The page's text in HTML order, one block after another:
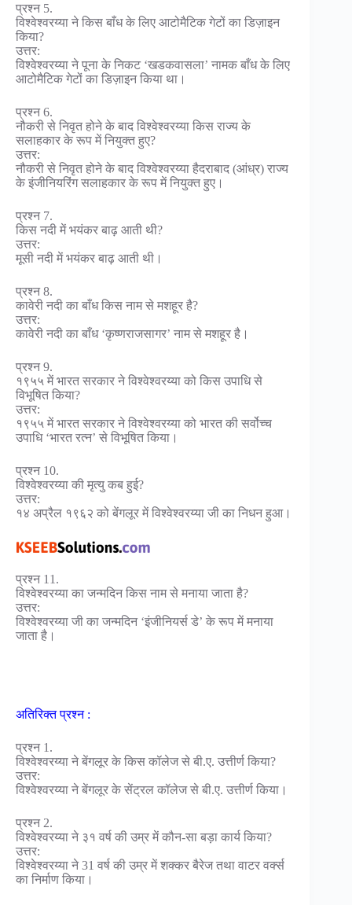
प्रश्न 5.
विश्वेश्वरय्या ने किस बाँध के लिए आटोमैटिक गेटों का डिज़ाइन
किया?
उत्तर:
विश्वेश्वरय्या ने पूना के निकट ‘खडकवासला’ नामक बाँध के लिए
आटोमैटिक गेटों का डिज़ाइन किया था।
प्रश्न 6.
नौकरी से निवृत होने के बाद विश्वेश्वरय्या किस राज्य के
सलाहकार के रूप में नियुक्त हुए?
उत्तर:
नौकरी से निवृत होने के बाद विश्वेश्वरय्या हैदराबाद (आंध्र) राज्य
के इंजीनियरिंग सलाहकार के रूप में नियुक्त हुए।
प्रश्न 7.
किस नदी में भयंकर बाढ़ आती थी?
उत्तर:
मूसी नदी में भयंकर बाढ़ आती थी।
प्रश्न 8.
कावेरी नदी का बाँध किस नाम से मशहूर है?
उत्तर:
कावेरी नदी का बाँध ‘कृष्णराजसागर’ नाम से मशहूर है।
प्रश्न 9.
१९५५ में भारत सरकार ने विश्वेश्वरय्या को किस उपाधि से
विभूषित किया?
उत्तर:
१९५५ में भारत सरकार ने विश्वेश्वरय्या को भारत की सर्वोच्च
उपाधि ‘भारत रत्न’ से विभूषित किया।
प्रश्न 10.
विश्वेश्वरय्या की मृत्यु कब हुई?
उत्तर:
१४ अप्रैल १९६२ को बेंगलूर में विश्वेश्वरय्या जी का निधन हुआ।
प्रश्न 11.
विश्वेश्वरय्या का जन्मदिन किस नाम से मनाया जाता है?
उत्तर:
विश्वेश्वरय्या जी का जन्मदिन ‘इंजीनियर्स डे’ के रूप में मनाया
जाता है।
अतिरिक्त प्रश्न :
प्रश्न 1.
विश्वेश्वरय्या ने बेंगलूर के किस कॉलेज से बी.ए. उत्तीर्ण किया?
उत्तर:
विश्वेश्वरय्या ने बेंगलूर के सेंट्रल कॉलेज से बी.ए. उत्तीर्ण किया।
प्रश्न 2.
विश्वेश्वरय्या ने ३१ वर्ष की उम्र में कौन-सा बड़ा कार्य किया?
उत्तर:
विश्वेश्वरय्या ने 31 वर्ष की उम्र में शक्कर बैरेज तथा वाटर वर्क्स
का निर्माण किया।